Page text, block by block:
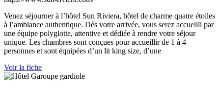
Venez séjourner à l’hôtel Sun Riviera, hôtel de charme quatre étoiles
à l’ambiance authentique. Dès votre arrivée, vous serez accueilli par
une équipe polyglotte, attentive et dédiée à rendre votre séjour
unique. Les chambres sont conçues pour accueillir de 1 à 4
personnes et sont équipées d’un lit king size, d’une
Voir la fiche